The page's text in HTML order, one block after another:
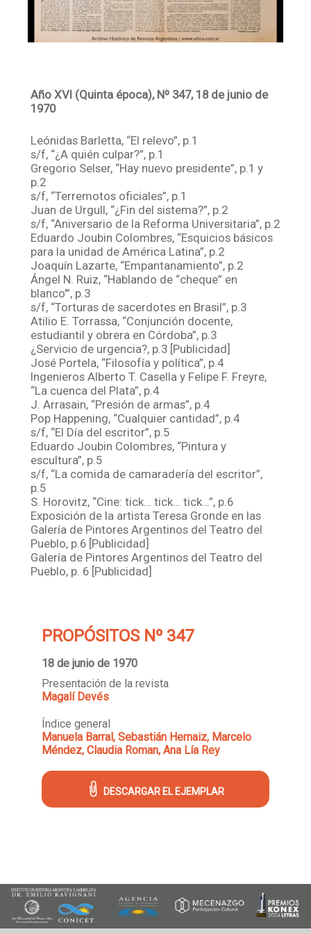
Año XVI (Quinta época), Nº 347, 18 de junio de
1970
Leónidas Barletta, “El relevo”, p.1
s/f, “¿A quién culpar?”, p.1
Gregorio Selser, “Hay nuevo presidente”, p.1 y
p.2
s/f, “Terremotos oficiales”, p.1
Juan de Urgull, “¿Fin del sistema?”, p.2
s/f, “Aniversario de la Reforma Universitaria”, p.2
Eduardo Joubin Colombres, “Esquicios básicos
para la unidad de América Latina”, p.2
Joaquín Lazarte, “Empantanamiento”, p.2
Ángel N. Ruiz, “Hablando de “cheque” en
blanco’”, p.3
s/f, “Torturas de sacerdotes en Brasil”, p.3
Atilio E. Torrassa, “Conjunción docente,
estudiantil y obrera en Córdoba”, p.3
¿Servicio de urgencia?, p.3 [Publicidad]
José Portela, “Filosofía y política”, p.4
Ingenieros Alberto T. Casella y Felipe F. Freyre,
“La cuenca del Plata”, p.4
J. Arrasain, “Presión de armas”, p.4
Pop Happening, “Cualquier cantidad”, p.4
s/f, “El Día del escritor”, p.5
Eduardo Joubin Colombres, “Pintura y
escultura”, p.5
s/f, “La comida de camaradería del escritor”,
p.5
S. Horovitz, “Cine: tick… tick… tick…”, p.6
Exposición de la artista Teresa Gronde en las
Galería de Pintores Argentinos del Teatro del
Pueblo, p.6 [Publicidad]
Galería de Pintores Argentinos del Teatro del
Pueblo, p. 6 [Publicidad]
PROPÓSITOS Nº 347
18 de junio de 1970
Presentación de la revista
Magalí Devés
Índice general
Manuela Barral, Sebastián Hernaiz, Marcelo
Méndez, Claudia Roman, Ana Lía Rey
DESCARGAR EL EJEMPLAR